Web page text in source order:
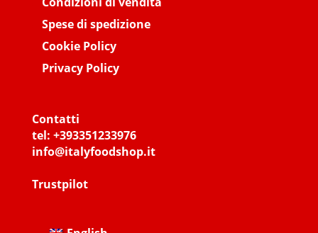
Spese di spedizione
Cookie Policy
Privacy Policy
Contatti
tel: +393351233976
info@italyfoodshop.it
Trustpilot